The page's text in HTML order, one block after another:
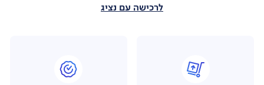
לרכישה עם נציג